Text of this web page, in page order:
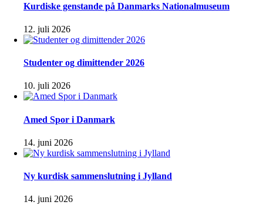
Kurdiske genstande på Danmarks Nationalmuseum
12. juli 2026
Studenter og dimittender 2026
10. juli 2026
Amed Spor i Danmark
14. juni 2026
Ny kurdisk sammenslutning i Jylland
14. juni 2026